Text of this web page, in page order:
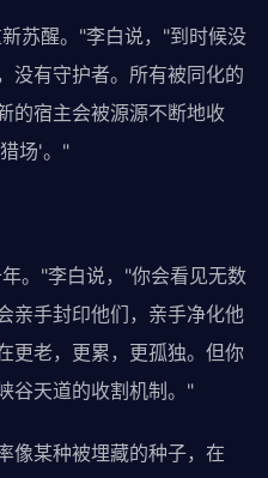
苏醒。"李白说，"到时候没
没有守护者。所有被同化的
的宿主会被源源不断地收
场'。"
。"李白说，"你会看见无数
亲手封印他们，亲手净化他
更老，更累，更孤独。但你
天道的收割机制。"
像某种被埋藏的种子，在